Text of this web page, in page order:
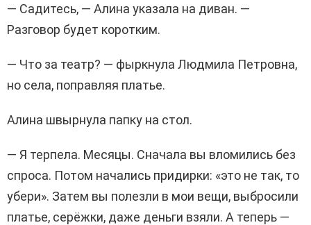
— Садитесь, — Алина указала на диван. —
Разговор будет коротким.
— Что за театр? — фыркнула Людмила Петровна,
но села, поправляя платье.
Алина швырнула папку на стол.
— Я терпела. Месяцы. Сначала вы вломились без
спроса. Потом начались придирки: «это не так, то
убери». Затем вы полезли в мои вещи, выбросили
платье, серёжки, даже деньги взяли. А теперь —